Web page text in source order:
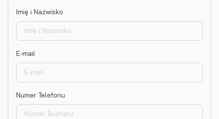
Imię i Nazwisko
E-mail
Numer Telefonu